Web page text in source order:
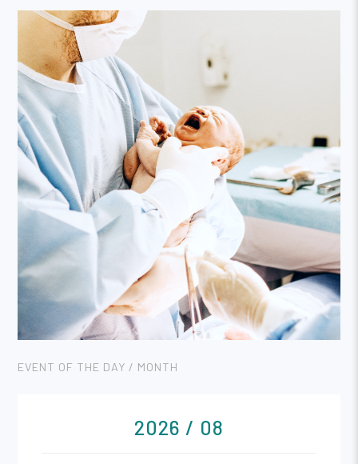
本網站建議以Firefox或Google Chrome等瀏覽器瀏覽。
2026.06.03 學會會務
6/7 (日) 上午【2026 AT (America-Taiwan) Joint Conference】
相關視訊及簽到連結
2026.05.22 傳染病專區
轉知疾管署公告: 我國首次確診M痘Ib分支病毒境外移入個案，呼
籲有風險行為者儘速接種2劑M痘疫苗
EVENT OF THE DAY / MONTH
2026 / 08